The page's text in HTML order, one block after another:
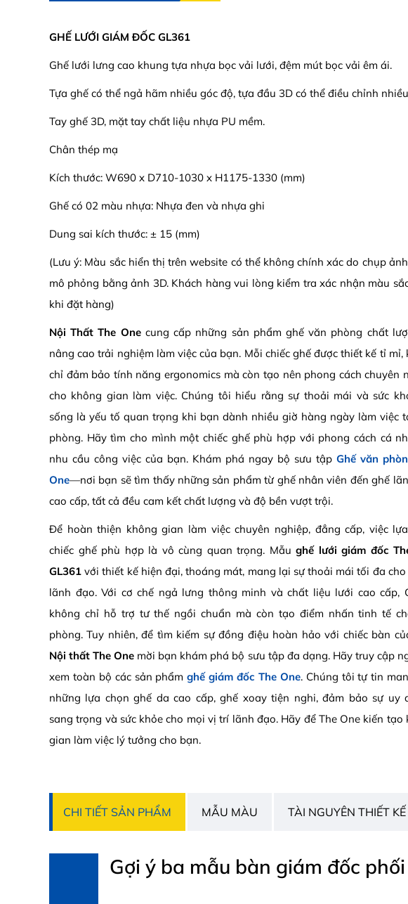
GHẾ LƯỚI GIÁM ĐỐC GL361
Ghế lưới lưng cao khung tựa nhựa bọc vải lưới, đệm mút bọc vải êm ái.
Tựa ghế có thể ngả hãm nhiều góc độ, tựa đầu 3D có thể điều chỉnh
Tay ghế 3D, mặt tay chất liệu nhựa PU mềm.
Chân thép mạ
Kích thước: W690 x D710-1030 x H1175-1330 (mm)
Ghế có 02 màu nhựa: Nhựa đen và nhựa ghi
Dung sai kích thước: ± 15 (mm)
(Lưu ý: Màu sắc hiển thị trên website có thể không chính xác do chụp
mô phỏng bằng ảnh 3D. Khách hàng vui lòng kiểm tra xác nhận màu
khi đặt hàng)
Nội Thất The Onecung cấp những sản phẩm ghế văn phòng chất
nâng cao trải nghiệm làm việc của bạn. Mỗi chiếc ghế được thiết kế tỉ mỉ,
chỉ đảm bảo tính năng ergonomics mà còn tạo nên phong cách chuyên
cho không gian làm việc. Chúng tôi hiểu rằng sự thoải mái và sức
sống là yếu tố quan trọng khi bạn dành nhiều giờ hàng ngày làm việc
phòng. Hãy tìm cho mình một chiếc ghế phù hợp với phong cách cá
nhu cầu công việc của bạn. Khám phá ngay bộ sưu tập Ghế văn
One—nơi bạn sẽ tìm thấy những sản phẩm từ ghế nhân viên đến ghế
cao cấp, tất cả đều cam kết chất lượng và độ bền vượt trội.
Để hoàn thiện không gian làm việc chuyên nghiệp, đẳng cấp, việc
chiếc ghế phù hợp là vô cùng quan trọng. Mẫughế lưới giám đốc
GL361 với thiết kế hiện đại, thoáng mát, mang lại sự thoải mái tối đa
lãnh đạo. Với cơ chế ngả lưng thông minh và chất liệu lưới cao cấp,
không chỉ hỗ trợ tư thế ngồi chuẩn mà còn tạo điểm nhấn tinh tế
phòng. Tuy nhiên, để tìm kiếm sự đồng điệu hoàn hảo với chiếc bàn
Nội thất The One mời bạn khám phá bộ sưu tập đa dạng. Hãy truy cập
xem toàn bộ các sản phẩmghế giám đốc The One. Chúng tôi tự tin
những lựa chọn ghế da cao cấp, ghế xoay tiện nghi, đảm bảo sự uy
sang trọng và sức khỏe cho mọi vị trí lãnh đạo. Hãy để The One kiến tạo
gian làm việc lý tưởng cho bạn.
CHI TIẾT SẢN PHẨM MẪU MÀU TÀI NGUYÊN THIẾT KẾ
Gợi ý ba mẫu bàn giám đốc